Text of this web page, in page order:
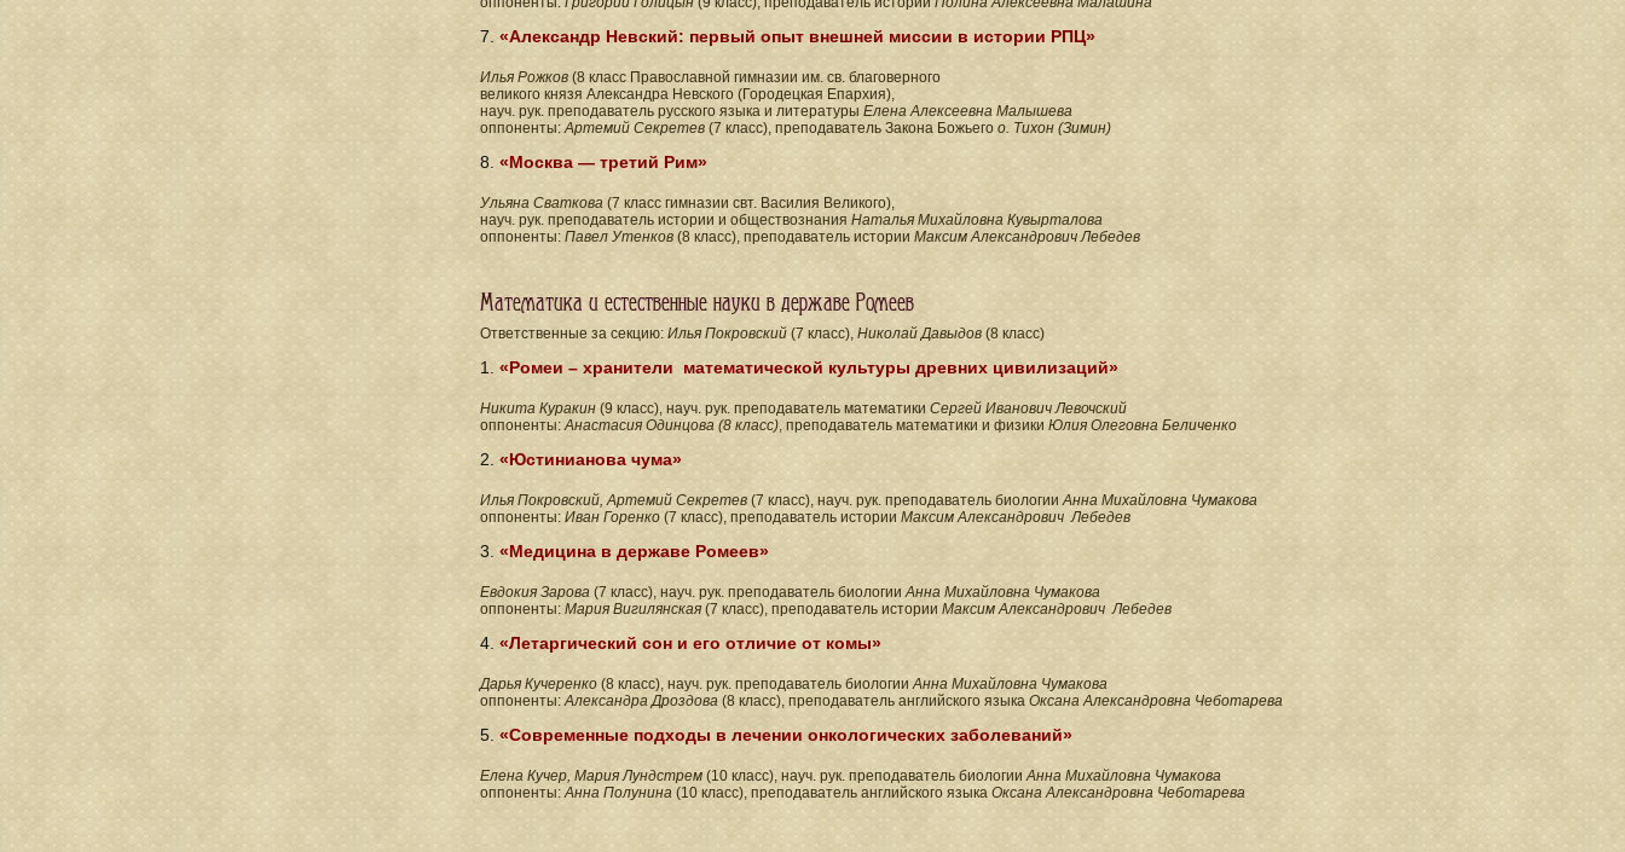
7. «Александр Невский: первый опыт внешней миссии в истории РПЦ»
Илья Рожков (8 класс Православной гимназии им. св. благоверного
великого князя Александра Невского (Городецкая Епархия),
науч. рук. преподаватель русского языка и литературы Елена Алексеевна Малышева
оппоненты:Артемий Секретев (7 класс), преподаватель Закона Божьего о. Тихон (Зимин)
8. «Москва — третий Рим»
Ульяна Сваткова (7 класс гимназии свт. Василия Великого),
науч. рук. преподаватель истории и обществознания Наталья Михайловна Кувырталова
оппоненты: Павел Утенков (8 класс), преподаватель истории Максим Александрович Лебедев
Математика и естественные науки в державе Ромеев
Ответственные за секцию: Илья Покровский (7 класс), Николай Давыдов (8 класс)
1. «Ромеи – хранители математической культуры древних цивилизаций»
Никита Куракин (9 класс), науч. рук. преподаватель математики Сергей Иванович Левочский
оппоненты:Анастасия Одинцова (8 класс), преподаватель математики и физики Юлия Олеговна Беличенко
2. «Юстинианова чума»
Илья Покровский, Артемий Секретев (7 класс), науч. рук. преподаватель биологииАнна Михайловна Чумакова
оппоненты: Иван Горенко (7 класс), преподаватель истории Максим Александрович Лебедев
3. «Медицина в державе Ромеев»
Евдокия Зарова (7 класс), науч. рук. преподаватель биологииАнна Михайловна Чумакова
оппоненты: Мария Вигилянская (7 класс), преподаватель истории Максим Александрович Лебедев
4. «Летаргический сон и его отличие от комы»
Дарья Кучеренко (8 класс), науч. рук. преподаватель биологииАнна Михайловна Чумакова
оппоненты:Александра Дроздова (8 класс), преподаватель английского языка Оксана Александровна Чеботарева
5. «Современные подходы в лечении онкологических заболеваний»
Елена Кучер, Мария Лундстрем (10 класс), науч. рук. преподаватель биологии Анна Михайловна Чумакова
оппоненты:Анна Полунина (10 класс), преподаватель английского языка Оксана Александровна Чеботарева